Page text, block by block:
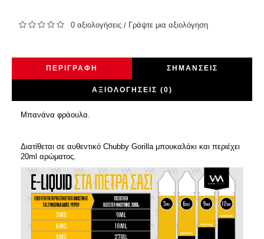
0 αξιολογήσεις / Γράψτε μια αξιολόγηση
ΠΕΡΙΓΡΑΦΉ ΣΗΜΆΝΣΕΙΣ
ΑΞΙΟΛΟΓΉΣΕΙΣ (0)
Μπανάνα φράουλα.
Διατίθεται σε αυθεντικό Chubby Gorilla μπουκαλάκι και περιέχει
20ml αρώματος.